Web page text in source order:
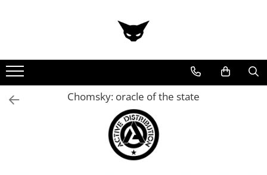
Chomsky: oracle of the state